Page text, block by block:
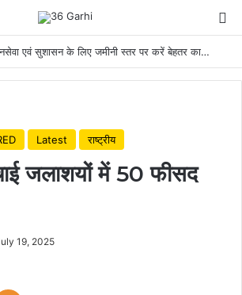
कर्तव्यनिष्ठ होकर जनसेवा एवं सुशासन के लिए जमीनी स्तर पर करें बेहतर कार्य: मुख्यमंत्री
Latest राष्ट्रीय
जलाशयों में 50 फीसद
19, 2025